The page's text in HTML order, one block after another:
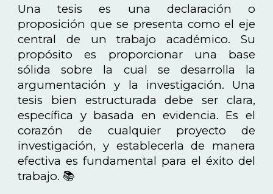
Una tesis es una declaración o
proposición que se presenta como el eje
central de un trabajo académico. Su
propósito es proporcionar una base
sólida sobre la cual se desarrolla la
argumentación y la investigación. Una
tesis bien estructurada debe ser clara,
específica y basada en evidencia. Es el
corazón de cualquier proyecto de
investigación, y establecerla de manera
efectiva es fundamental para el éxito del
trabajo. 📚